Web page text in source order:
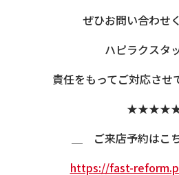
ぜひお問い合わせ
ハピラクスタ
責任をもってご対応さ
＿ ご来店予約はこ
https://fast-